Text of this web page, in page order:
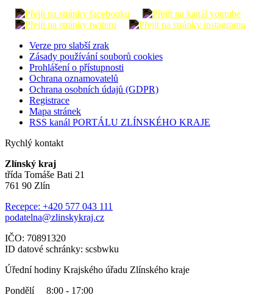
Verze pro slabší zrak
Zásady používání souborů cookies
Prohlášení o přístupnosti
Ochrana oznamovatelů
Ochrana osobních údajů (GDPR)
Registrace
Mapa stránek
RSS kanál PORTÁLU ZLÍNSKÉHO KRAJE
Rychlý kontakt
Zlínský kraj
třída Tomáše Bati 21
761 90 Zlín
Recepce: +420 577 043 111
podatelna@zlinskykraj.cz
IČO: 70891320
ID datové schránky: scsbwku
Úřední hodiny Krajského úřadu Zlínského kraje
Pondělí 8:00 - 17:00